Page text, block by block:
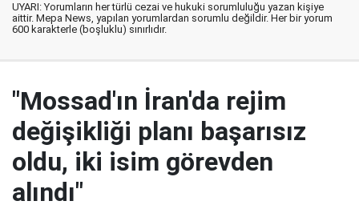
UYARI: Yorumların her türlü cezai ve hukuki sorumluluğu yazan kişiye
aittir. Mepa News, yapılan yorumlardan sorumlu değildir. Her bir yorum
600 karakterle (boşluklu) sınırlıdır.
"Mossad'ın İran'da rejim
değişikliği planı başarısız
oldu, iki isim görevden
alındı"